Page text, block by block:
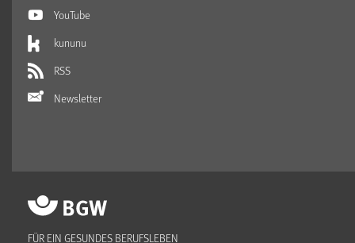
YouTube
kununu
RSS
Newsletter
FÜR EIN GESUNDES BERUFSLEBEN